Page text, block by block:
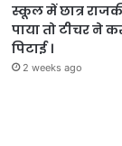
स्कूल में छात्र
पाया तो टीचर ने
पिटाई ।
2 weeks ago